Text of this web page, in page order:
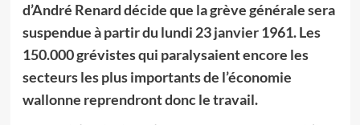
d’André Renard décide que la grève générale sera
suspendue à partir du lundi 23 janvier 1961. Les
150.000 grévistes qui paralysaient encore les
secteurs les plus importants de l’économie
wallonne reprendront donc le travail.